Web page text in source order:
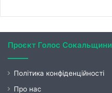
Проєкт Голос Сокальщини
Політика конфіденційності
Про нас